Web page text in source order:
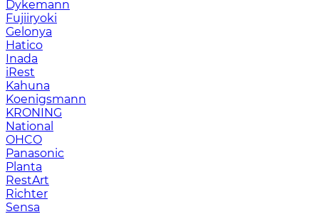
Dykemann
Fujiiryoki
Gelonya
Hatico
Inada
iRest
Kahuna
Koenigsmann
KRONING
National
OHCO
Panasonic
Planta
RestArt
Richter
Sensa